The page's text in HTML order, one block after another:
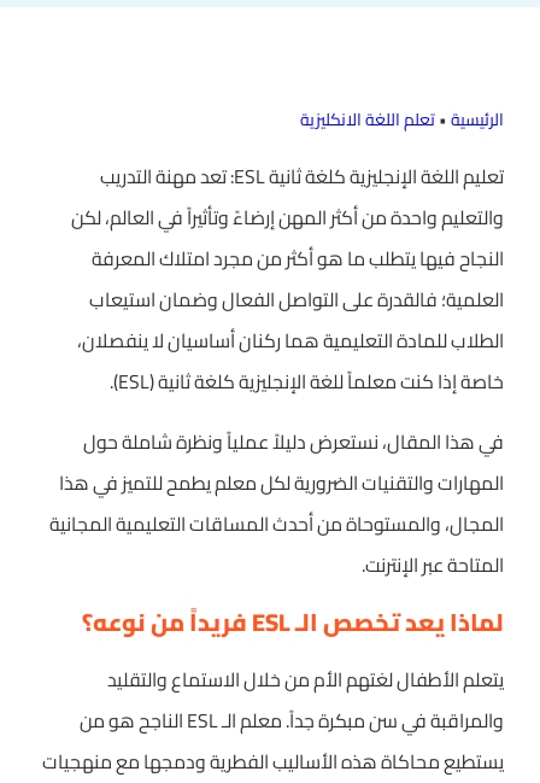
الرئيسية•تعلم اللغة الانكليزية
تعليم اللغة الإنجليزية كلغة ثانية ESL: تعد مهنة التدريب
والتعليم واحدة من أكثر المهن إرضاءً وتأثيراً في العالم، لكن
النجاح فيها يتطلب ما هو أكثر من مجرد امتلاك المعرفة
العلمية؛ فالقدرة على التواصل الفعال وضمان استيعاب
الطلاب للمادة التعليمية هما ركنان أساسيان لا ينفصلان،
خاصة إذا كنت معلماً للغة الإنجليزية كلغة ثانية (ESL).
في هذا المقال، نستعرض دليلاً عملياً ونظرة شاملة حول
المهارات والتقنيات الضرورية لكل معلم يطمح للتميز في هذا
المجال، والمستوحاة من أحدث المساقات التعليمية المجانية
المتاحة عبر الإنترنت.
لماذا يعد تخصص الـ ESL فريداً من نوعه؟
يتعلم الأطفال لغتهم الأم من خلال الاستماع والتقليد
والمراقبة في سن مبكرة جداً. معلم الـ ESL الناجح هو من
يستطيع محاكاة هذه الأساليب الفطرية ودمجها مع منهجيات